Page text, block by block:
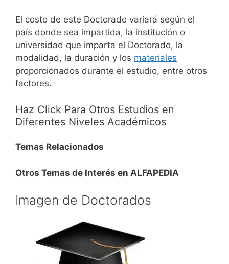
El costo de este Doctorado variará según el
país donde sea impartida, la institución o
universidad que imparta el Doctorado, la
modalidad, la duración y los materiales
proporcionados durante el estudio, entre otros
factores.
Haz Click Para Otros Estudios en
Diferentes Niveles Académicos
Temas Relacionados
Otros Temas de Interés en ALFAPEDIA
Imagen de Doctorados